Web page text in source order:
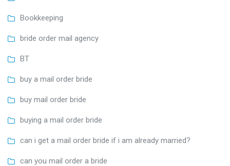
Bookkeeping
bride order mail agency
BT
buy a mail order bride
buy mail order bride
buying a mail order bride
can i get a mail order bride if i am already married?
can you mail order a bride